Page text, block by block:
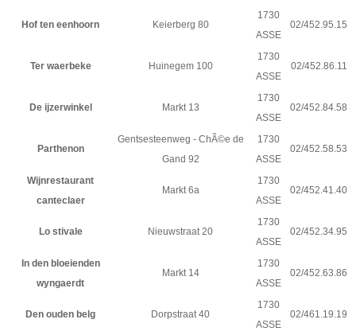
Hof ten eenhoorn Keierberg 80
1730
ASSE
02/452.95.15
Ter waerbeke Huinegem 100
1730
ASSE
02/452.86.11
De ijzerwinkel Markt 13
1730
ASSE
02/452.84.58
Parthenon
Gentsesteenweg - ChÃ©e de
Gand 92
1730
ASSE
02/452.58.53
Wijnrestaurant
canteclaer
Markt 6a
1730
ASSE
02/452.41.40
Lo stivale Nieuwstraat 20
1730
ASSE
02/452.34.95
In den bloeienden
wyngaerdt
Markt 14
1730
ASSE
02/452.63.86
Den ouden belg Dorpstraat 40
1730
ASSE
02/461.19.19